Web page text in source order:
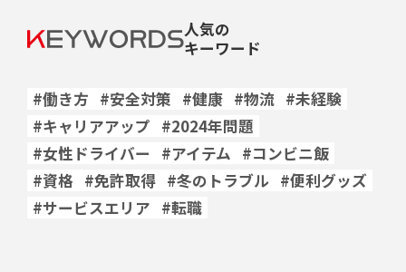
人気の
キーワード
#働き方 #安全対策 #健康 #物流 #未経験
#キャリアアップ #2024年問題
#女性ドライバー
#アイテム #コンビニ飯
#資格 #免許取得 #冬のトラブル #便利グッズ
#サービスエリア #転職